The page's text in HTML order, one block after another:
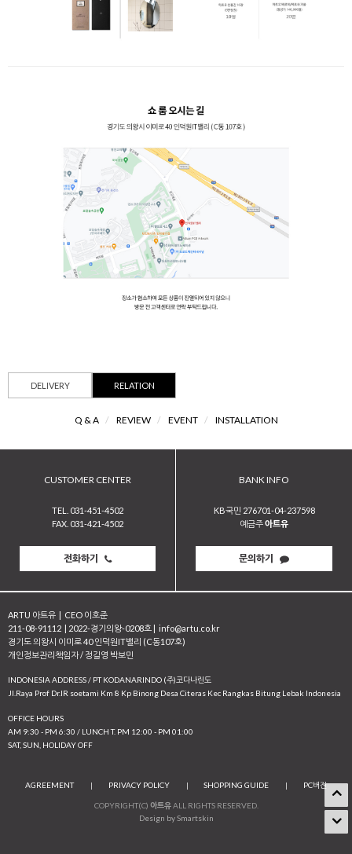
DELIVERY RELATION
Q & A / REVIEW / EVENT / INSTALLATION
CUSTOMER CENTER
TEL. 031-451-4502
FAX. 031-421-4502
전화하기
BANK INFO
KB국민 276701-04-237598
예금주아트유
문의하기
ARTU 아트유 | CEO 이호준
211-08-91112 | 2022-경기의왕-0208호 | info@artu.co.kr
경기도 의왕시 이미로 40 인덕원IT밸리 (C동107호)
개인정보관리책임자 / 정길영 박보민
INDONESIA ADDRESS / PT KODANARINDO (주)코다나린도
JI.Raya Prof Dr.IR soetami Km 8 Kp Binong Desa Citeras Kec Rangkas Bitung Lebak Indonesia
OFFICE HOURS
AM 9:30 - PM 6:30 / LUNCH T. PM 12:00 - PM 01:00
SAT, SUN, HOLIDAY OFF
AGREEMENT | PRIVACY POLICY | SHOPPING GUIDE | PC버전
COPYRIGHT(C) 아트유ALL RIGHTS RESERVED.